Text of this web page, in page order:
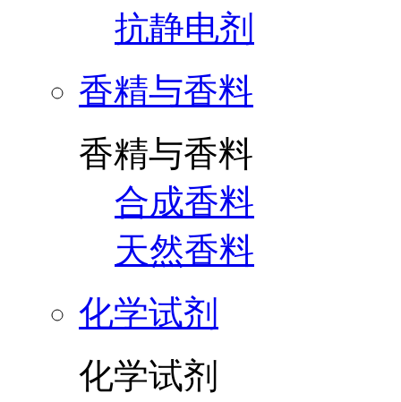
抗静电剂
香精与香料
香精与香料
合成香料
天然香料
化学试剂
化学试剂